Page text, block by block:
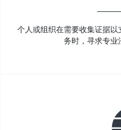
个人或组织在需要收集证据
务时，寻求专业